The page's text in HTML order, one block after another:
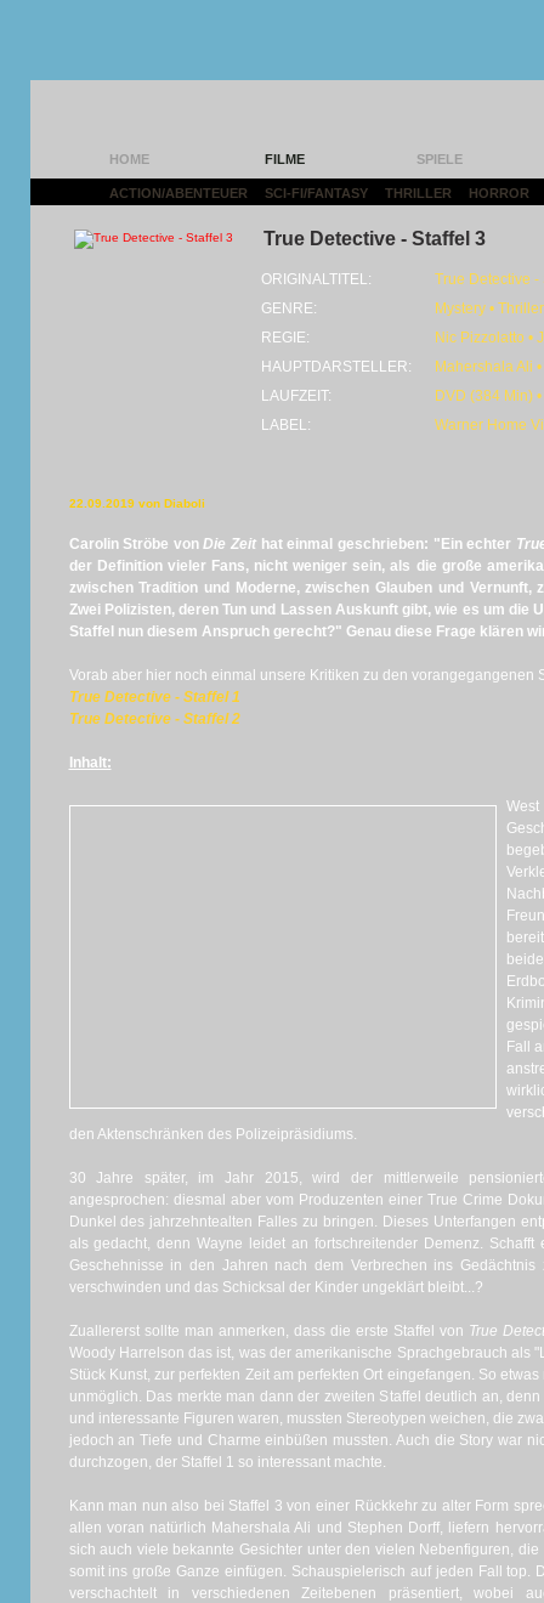
HOME FILME SPIELE
ACTION/ABENTEUER SCI-FI/FANTASY THRILLER HORROR
True Detective - Staffel 3
ORIGINALTITEL:
True Detective -
GENRE:
Mystery •
REGIE:
Nic Pizzolatto •
HAUPTDARSTELLER:
Mahershala Ali
LAUFZEIT:
DVD (384 Min)
LABEL:
Warner Home
22.09.2019 von Diaboli
Carolin Ströbe vonDie Zeit hat einmal geschrieben: "Ein echter
der Definition vieler Fans, nicht weniger sein, als die große
zwischen Tradition und Moderne, zwischen Glauben und Vernunft,
Zwei Polizisten, deren Tun und Lassen Auskunft gibt, wie es um die
Staffel nun diesem Anspruch gerecht?" Genau diese Frage klären
Vorab aber hier noch einmal unsere Kritiken zu den vorangegangenen
True Detective - Staffel 1
True Detective - Staffel 2
Inhalt:
West
Fall
den Aktenschränken des Polizeipräsidiums.
30 Jahre später, im Jahr 2015, wird der mittlerweile
angesprochen: diesmal aber vom Produzenten einer True Crime
Dunkel des jahrzehntealten Falles zu bringen. Dieses Unterfangen
als gedacht, denn Wayne leidet an fortschreitender Demenz.
Geschehnisse in den Jahren nach dem Verbrechen ins
verschwinden und das Schicksal der Kinder ungeklärt bleibt...?
Zuallererst sollte man anmerken, dass die erste Staffel von True
Woody Harrelson das ist, was der amerikanische Sprachgebrauch als
Stück Kunst, zur perfekten Zeit am perfekten Ort eingefangen. So
unmöglich. Das merkte man dann der zweiten Staffel deutlich an,
und interessante Figuren waren, mussten Stereotypen weichen, die
jedoch an Tiefe und Charme einbüßen mussten. Auch die Story war
durchzogen, der Staffel 1 so interessant machte.
Kann man nun also bei Staffel 3 von einer Rückkehr zu alter Form
allen voran natürlich Mahershala Ali und Stephen Dorff, liefern
sich auch viele bekannte Gesichter unter den vielen Nebenfiguren,
somit ins große Ganze einfügen. Schauspielerisch auf jeden Fall top.
verschachtelt in verschiedenen Zeitebenen präsentiert, wobei